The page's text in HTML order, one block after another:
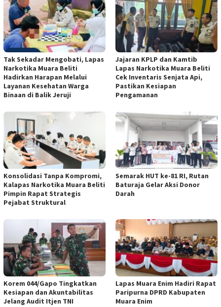
Tak Sekadar Mengobati, Lapas
Narkotika Muara Beliti
Hadirkan Harapan Melalui
Layanan Kesehatan Warga
Binaan di Balik Jeruji
Jajaran KPLP dan Kamtib
Lapas Narkotika Muara Beliti
Cek Inventaris Senjata Api,
Pastikan Kesiapan
Pengamanan
Konsolidasi Tanpa Kompromi,
Kalapas Narkotika Muara Beliti
Pimpin Rapat Strategis
Pejabat Struktural
Semarak HUT ke-81 RI, Rutan
Baturaja Gelar Aksi Donor
Darah
Korem 044/Gapo Tingkatkan
Kesiapan dan Akuntabilitas
Jelang Audit Itjen TNI
Lapas Muara Enim Hadiri Rapat
Paripurna DPRD Kabupaten
Muara Enim